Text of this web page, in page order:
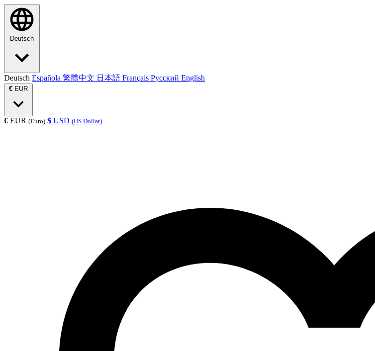
Deutsch
Deutsch Española 繁體中文 日本語 Français Русский English
€ EUR
€ EUR (Euro) $ USD (US Dollar)